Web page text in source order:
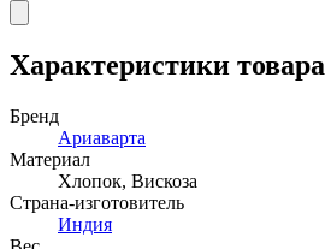
Характеристики товара
Бренд
Ариаварта
Материал
Хлопок, Вискоза
Страна-изготовитель
Индия